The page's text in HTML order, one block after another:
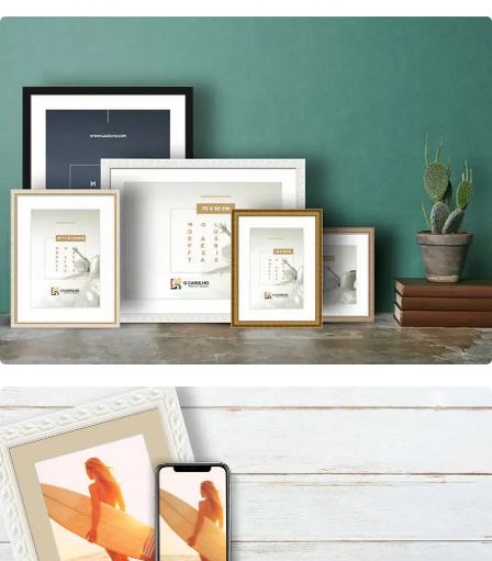
Introduza a largura e
encontre várias molduras
à sua medida!
(CM)
ALTURA
(CM)
Ver preços
MOLDURAS STANDARD
Vários tamanhos disponíveis:
A4, A3, 20x15, 20x30, 40x30, etc.
ESCOLHA A SUA!